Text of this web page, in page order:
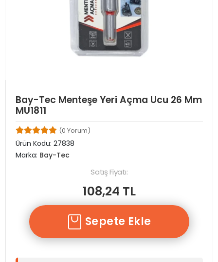
Bay-Tec Menteşe Yeri Açma Ucu 26 Mm
MU1811
(0 Yorum)
Ürün Kodu: 27838
Marka: Bay-Tec
Satış Fiyatı:
108,24 TL
Sepete Ekle